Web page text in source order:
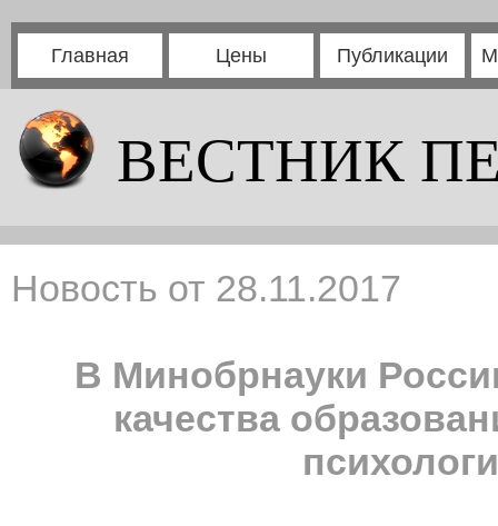
Главная Цены Публикации
ВЕСТНИК
Новость от 28.11.2017
В Минобрнауки
качества